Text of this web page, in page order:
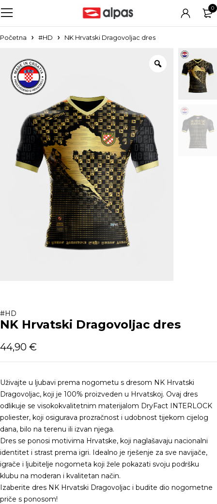
0
Početna #HD NK Hrvatski Dragovoljac dres
#HD
NK Hrvatski Dragovoljac dres
44,90 €
Uživajte u ljubavi prema nogometu s dresom NK Hrvatski
Dragovoljac, koji je 100% proizveden u Hrvatskoj. Ovaj dres
odlikuje se visokokvalitetnim materijalom DryFact INTERLOCK
poliester, koji osigurava prozračnost i udobnost tijekom cijelog
dana, bilo na terenu ili izvan njega.
Dres se ponosi motivima Hrvatske, koji naglašavaju nacionalni
identitet i strast prema igri. Idealno je rješenje za sve navijače,
igrače i ljubitelje nogometa koji žele pokazati svoju podršku
klubu na moderan i kvalitetan način.
Izaberite dres NK Hrvatski Dragovoljac i budite dio nogometne
priče s ponosom!